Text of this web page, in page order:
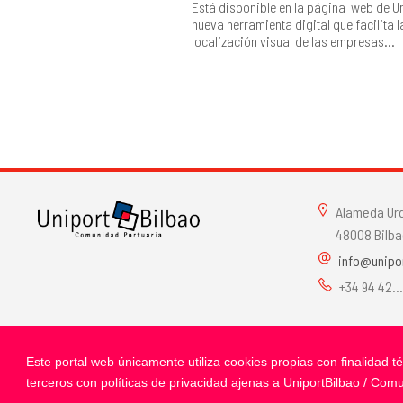
Está disponible en la página web de
nueva herramienta digital que facilita
localización visual de las empresas...
Alameda
48008
+34 94
Síguenos: Términos y
Canal ético
Este portal web únicamente utiliza cookies propias con finalidad
terceros con políticas de privacidad ajenas a UniportBilbao /